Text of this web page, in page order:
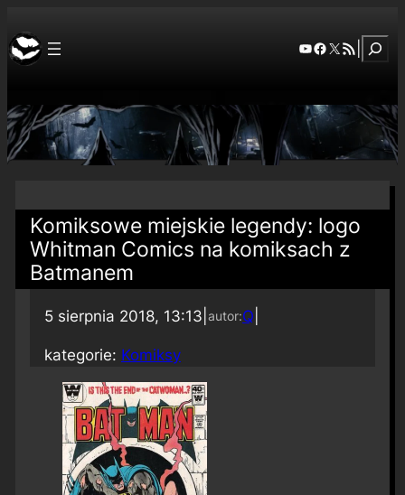
YouTube
Facebook
X RSS Feed
Komiksowe miejskie legendy: logo
Whitman Comics na komiksach z
Batmanem
5 sierpnia 2018, 13:13 autor:Q
kategorie: Komiksy